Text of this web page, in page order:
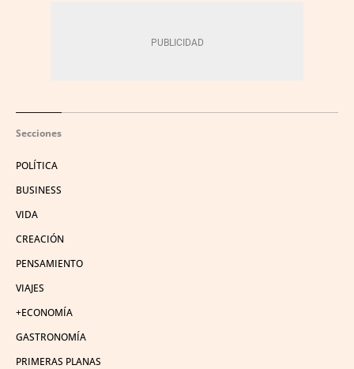
Secciones
POLÍTICA
BUSINESS
VIDA
CREACIÓN
PENSAMIENTO
VIAJES
+ECONOMÍA
GASTRONOMÍA
PRIMERAS PLANAS